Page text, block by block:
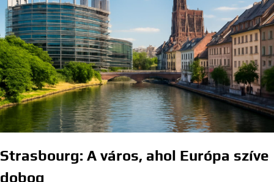
Strasbourg: A város, ahol Európa szíve
dobog